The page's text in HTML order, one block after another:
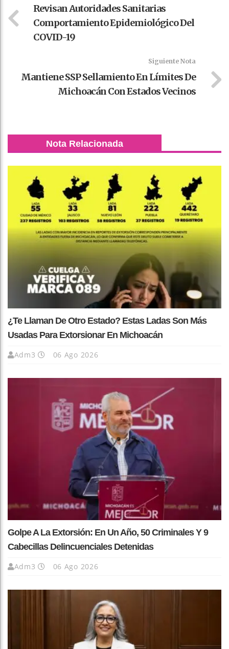
Revisan Autoridades Sanitarias
Comportamiento Epidemiológico Del
COVID-19
Siguiente Nota
Mantiene SSP Sellamiento En Límites De
Michoacán Con Estados Vecinos
Nota Relacionada
¿Te Llaman De Otro Estado? Estas Ladas Son Más
Usadas Para Extorsionar En Michoacán
Adm3 06 Ago 2026
Golpe A La Extorsión: En Un Año, 50 Criminales Y 9
Cabecillas Delincuenciales Detenidas
Adm3 06 Ago 2026